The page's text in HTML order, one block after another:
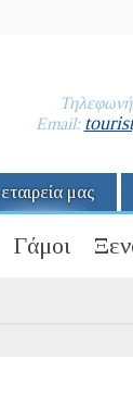
Email:
μας
Γάμοι